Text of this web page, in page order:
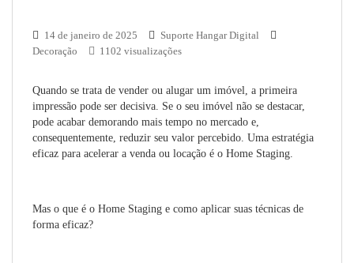
14 de janeiro de 2025
Suporte Hangar Digital
Decoração
1102 visualizações
Quando se trata de vender ou alugar um imóvel, a primeira
impressão pode ser decisiva. Se o seu imóvel não se destacar,
pode acabar demorando mais tempo no mercado e,
consequentemente, reduzir seu valor percebido. Uma estratégia
eficaz para acelerar a venda ou locação é o Home Staging.
Mas o que é o Home Staging e como aplicar suas técnicas de
forma eficaz?